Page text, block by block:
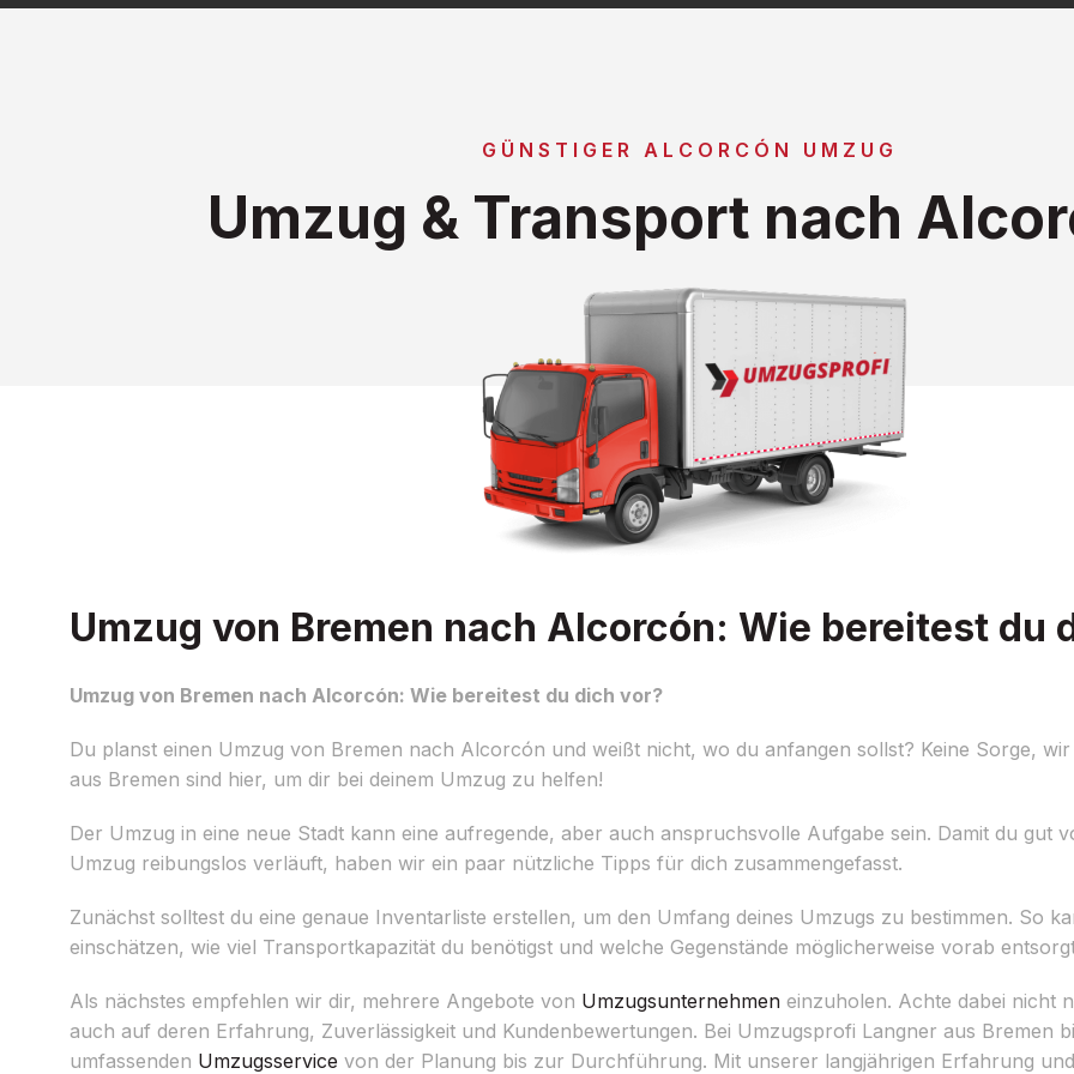
GÜNSTIGER ALCORCÓN UMZUG
Umzug & Transport nach
Umzug von Bremen nach Alcorcón: Wie bereitest du
Umzug von Bremen nach Alcorcón: Wie bereitest du dich vor?
Du planst einen Umzug von Bremen nach Alcorcón und weißt nicht, wo du anfangen sollst? Keine Sorge,
aus Bremen sind hier, um dir bei deinem Umzug zu helfen!
Der Umzug in eine neue Stadt kann eine aufregende, aber auch anspruchsvolle Aufgabe sein. Damit du gut
Umzug reibungslos verläuft, haben wir ein paar nützliche Tipps für dich zusammengefasst.
Zunächst solltest du eine genaue Inventarliste erstellen, um den Umfang deines Umzugs zu bestimmen. So
einschätzen, wie viel Transportkapazität du benötigst und welche Gegenstände möglicherweise vorab
Als nächstes empfehlen wir dir, mehrere Angebote von Umzugsunternehmen einzuholen. Achte dabei nicht
auch auf deren Erfahrung, Zuverlässigkeit und Kundenbewertungen. Bei Umzugsprofi Langner aus Bremen
umfassenden Umzugsservice von der Planung bis zur Durchführung. Mit unserer langjährigen Erfahrung